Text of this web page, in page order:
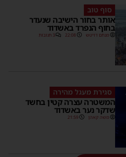
סוף טוב
אותר בחור הישיבה שנעדר
בחוף הנפרד באשדוד
מנחם דויטש 22:08 3 תגובות
סגירת מעגל מהירה
המשטרה עצרה קטין בחשד
שדקר נער באשדוד
משה קאהן 21:59